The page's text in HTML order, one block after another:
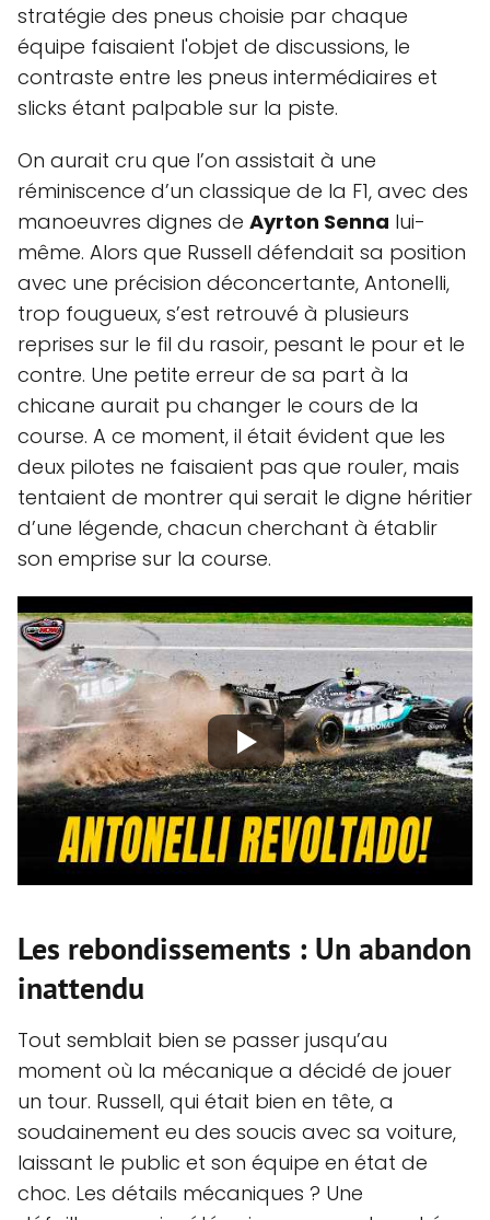
stratégie des pneus choisie par chaque
équipe faisaient l'objet de discussions, le
contraste entre les pneus intermédiaires et
slicks étant palpable sur la piste.
On aurait cru que l’on assistait à une
réminiscence d’un classique de la F1, avec des
manoeuvres dignes de Ayrton Senna lui-
même. Alors que Russell défendait sa position
avec une précision déconcertante, Antonelli,
trop fougueux, s’est retrouvé à plusieurs
reprises sur le fil du rasoir, pesant le pour et le
contre. Une petite erreur de sa part à la
chicane aurait pu changer le cours de la
course. A ce moment, il était évident que les
deux pilotes ne faisaient pas que rouler, mais
tentaient de montrer qui serait le digne héritier
d’une légende, chacun cherchant à établir
son emprise sur la course.
Les rebondissements : Un abandon
inattendu
Tout semblait bien se passer jusqu’au
moment où la mécanique a décidé de jouer
un tour. Russell, qui était bien en tête, a
soudainement eu des soucis avec sa voiture,
laissant le public et son équipe en état de
choc. Les détails mécaniques ? Une